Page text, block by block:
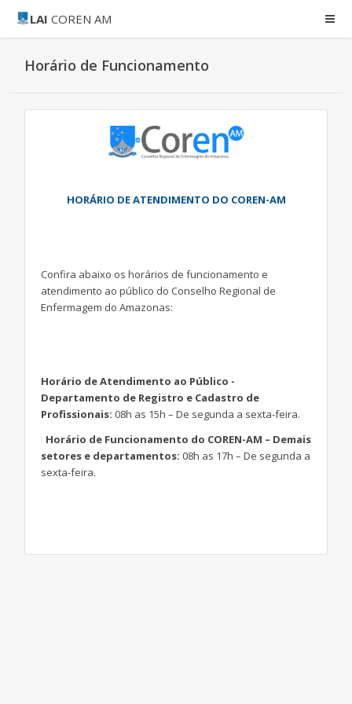
LAI COREN AM
Horário de Funcionamento
HORÁRIO DE ATENDIMENTO DO COREN-AM
Confira abaixo os horários de funcionamento e
atendimento ao público do Conselho Regional de
Enfermagem do Amazonas:
Horário de Atendimento ao Público -
Departamento de Registro e Cadastro de
Profissionais: 08h as 15h – De segunda a sexta-feira.
Horário de Funcionamento do COREN-AM – Demais
setores e departamentos: 08h as 17h – De segunda a
sexta-feira.